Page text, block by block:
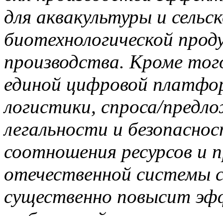
для аквакультуры и
биотехнологической
производства. Кроме
единой цифровой
логистики, спроса/
легальности и
соотношения ресурсов и
отечественной системы
существенно повысит